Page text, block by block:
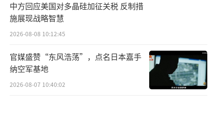
中方回应美国对多晶硅加征关税 反制措
施展现战略智慧
2026-08-08 10:12:45
官媒盛赞“东风浩荡”，点名日本嘉手
纳空军基地
2026-08-07 10:40:02